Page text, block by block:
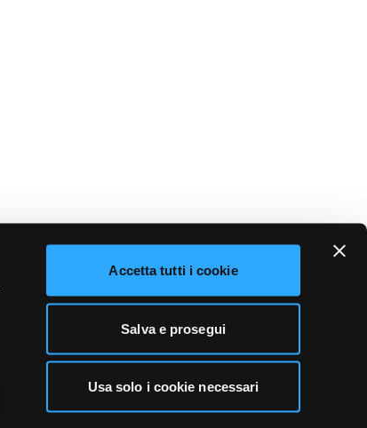
Accetta tutti i cookie
Salva e prosegui
Usa solo i cookie necessari